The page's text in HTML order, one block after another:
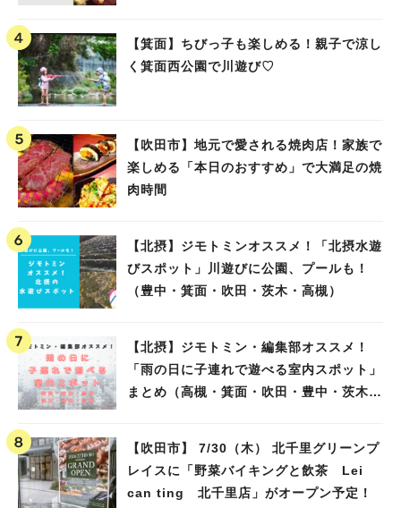
【箕面】ちびっ子も楽しめる！親子で涼し
く箕面西公園で川遊び♡
【吹田市】地元で愛される焼肉店！家族で
楽しめる「本日のおすすめ」で大満足の焼
肉時間
【北摂】ジモトミンオススメ！「北摂水遊
びスポット」川遊びに公園、プールも！
（豊中・箕面・吹田・茨木・高槻）
【北摂】ジモトミン・編集部オススメ！
「雨の日に子連れで遊べる室内スポット」
まとめ（高槻・箕面・吹田・豊中・茨木・
【吹田市】 7/30（木） 北千里グリーンプ
レイスに「野菜バイキングと飲茶 Lei
can ting 北千里店」がオープン予定！